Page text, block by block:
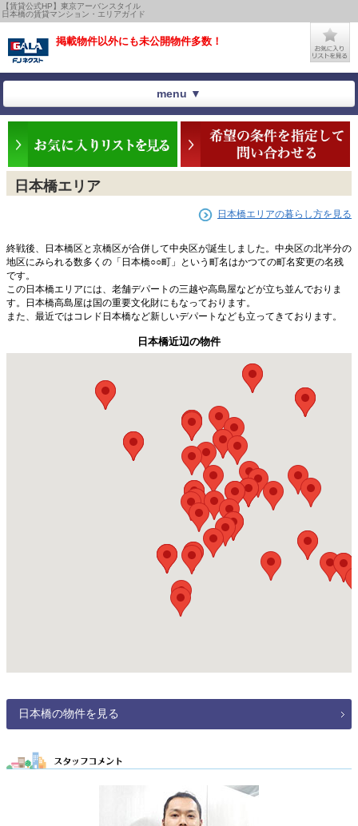
【賃貸公式HP】東京アーバンスタイル
日本橋の賃貸マンション・エリアガイド
掲載物件以外にも未公開物件多数！
menu ▼
日本橋エリア
日本橋エリアの暮らし方を見る
終戦後、日本橋区と京橋区が合併して中央区が誕生しました。中央区の北半分の
地区にみられる数多くの「日本橋○○町」という町名はかつての町名変更の名残
です。
この日本橋エリアには、老舗デパートの三越や高島屋などが立ち並んでおりま
す。日本橋高島屋は国の重要文化財にもなっております。
また、最近ではコレド日本橋など新しいデパートなども立ってきております。
日本橋近辺の物件
日本橋の物件を見る